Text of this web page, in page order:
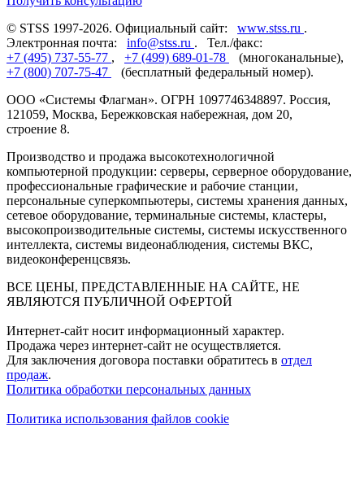
© STSS 1997-2026. Официальный сайт: www.stss.ru .
Электронная почта: info@stss.ru . Тел./факс:
+7 (495) 737-55-77 , +7 (499) 689-01-78
(многоканальные),
+7 (800) 707-75-47
(бесплатный федеральный номер).
ООО «Системы Флагман». ОГРН 1097746348897. Россия,
121059, Москва, Бережковская набережная, дом 20,
строение 8.
Производство и продажа высокотехнологичной
компьютерной продукции: серверы, серверное оборудование,
профессиональные графические и рабочие станции,
персональные суперкомпьютеры, системы хранения данных,
сетевое оборудование, терминальные системы, кластеры,
высокопроизводительные системы, системы искусственного
интеллекта, системы видеонаблюдения, системы ВКС,
видеоконференцсвязь.
ВСЕ ЦЕНЫ, ПРЕДСТАВЛЕННЫЕ НА САЙТЕ, НЕ
ЯВЛЯЮТСЯ ПУБЛИЧНОЙ ОФЕРТОЙ
Интернет-сайт носит информационный характер.
Продажа через интернет-сайт не осуществляется.
Для заключения договора поставки обратитесь в отдел
продаж.
Политика обработки персональных данных
Политика использования файлов cookie